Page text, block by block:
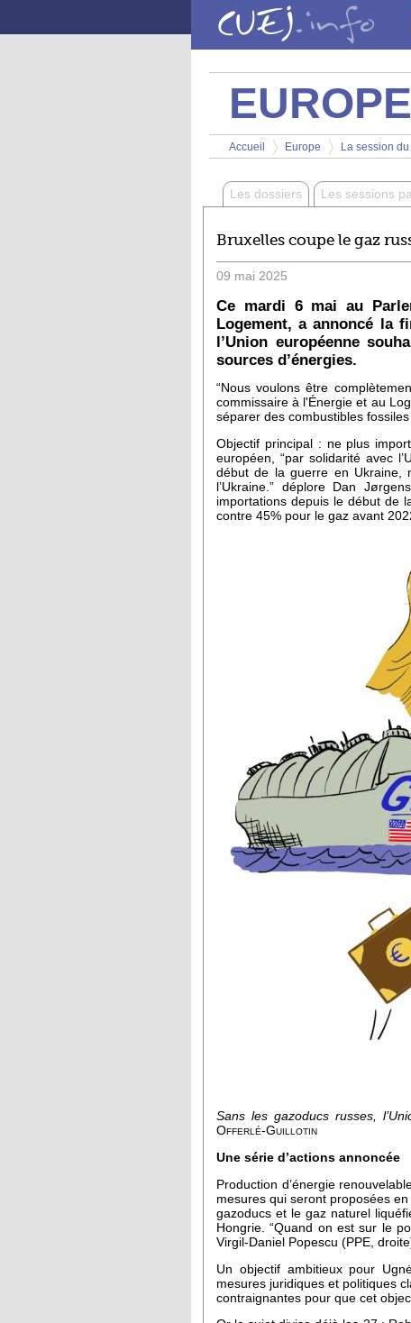
EUROPE
Vous êtes ici
Accueil
>
Europe
>
La session
Les dossiers Les sessions
Bruxelles coupe le gaz
09 mai 2025
Ce mardi 6 mai au
Logement, a annoncé la
l’Union européenne
sources d’énergies.
“Nous voulons être
commissaire à l'Énergie et au
séparer des combustibles fossiles
Objectif principal : ne plus
européen, “par solidarité avec
début de la guerre en Ukraine,
l’Ukraine.” déplore Dan
importations depuis le début de
contre 45% pour le gaz avant
Sans les gazoducs russes,
Offerlé-Guillotin
Une série d’actions annoncée
Production d’énergie
mesures qui seront proposées
gazoducs et le gaz naturel
Hongrie. “Quand on est sur le
Virgil-Daniel Popescu (PPE,
Un objectif ambitieux pour
mesures juridiques et politiques
contraignantes pour que cet